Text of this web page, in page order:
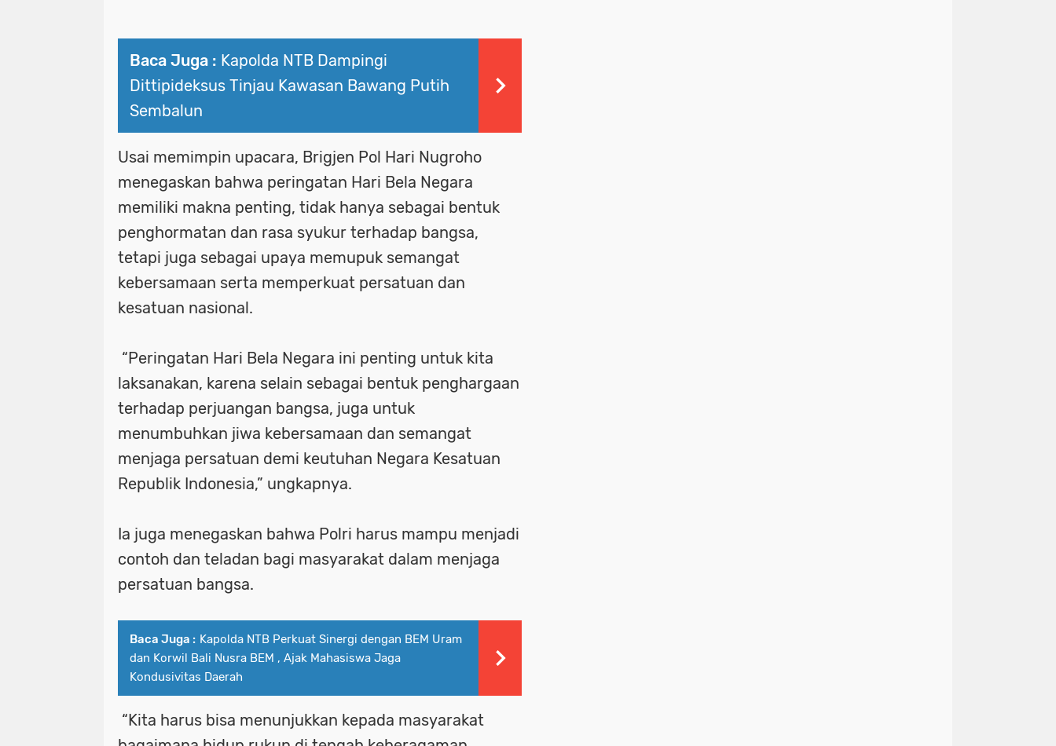
Baca Juga : Kapolda NTB Dampingi
Dittipideksus Tinjau Kawasan Bawang Putih
Sembalun
Usai memimpin upacara, Brigjen Pol Hari Nugroho
menegaskan bahwa peringatan Hari Bela Negara
memiliki makna penting, tidak hanya sebagai bentuk
penghormatan dan rasa syukur terhadap bangsa,
tetapi juga sebagai upaya memupuk semangat
kebersamaan serta memperkuat persatuan dan
kesatuan nasional.
“Peringatan Hari Bela Negara ini penting untuk kita
laksanakan, karena selain sebagai bentuk penghargaan
terhadap perjuangan bangsa, juga untuk
menumbuhkan jiwa kebersamaan dan semangat
menjaga persatuan demi keutuhan Negara Kesatuan
Republik Indonesia,” ungkapnya.
Ia juga menegaskan bahwa Polri harus mampu menjadi
contoh dan teladan bagi masyarakat dalam menjaga
persatuan bangsa.
Baca Juga : Kapolda NTB Perkuat Sinergi dengan BEM Uram
dan Korwil Bali Nusra BEM , Ajak Mahasiswa Jaga
Kondusivitas Daerah
“Kita harus bisa menunjukkan kepada masyarakat